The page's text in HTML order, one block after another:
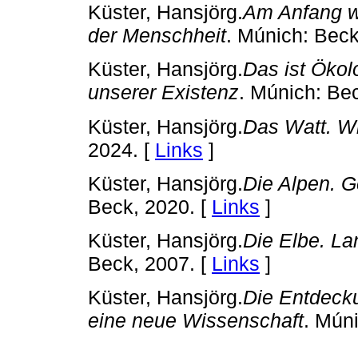
Küster, Hansjörg.Am Anfang
der Menschheit. Múnich:
Küster, Hansjörg.Das ist
unserer Existenz. Múnich:
Küster, Hansjörg.Das Watt.
2024. [ Links ]
Küster, Hansjörg.Die Alpen.
Beck, 2020. [ Links ]
Küster, Hansjörg.Die Elbe.
Beck, 2007. [ Links ]
Küster, Hansjörg.Die
eine neue Wissenschaft.